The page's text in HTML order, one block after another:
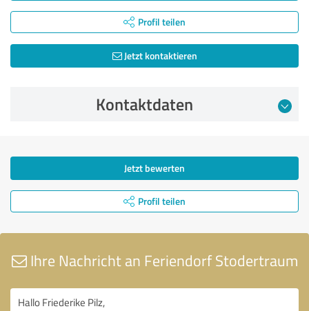
Profil teilen
Jetzt kontaktieren
Kontaktdaten
Jetzt bewerten
Profil teilen
Ihre Nachricht an Feriendorf Stodertraum